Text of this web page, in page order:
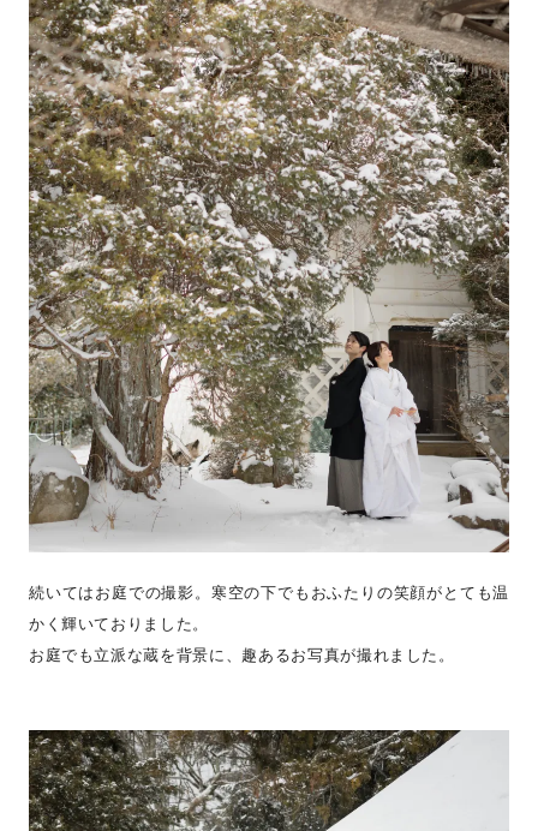
続いてはお庭での撮影。寒空の下でもおふたりの笑顔がとても温
かく輝いておりました。
お庭でも立派な蔵を背景に、趣あるお写真が撮れました。